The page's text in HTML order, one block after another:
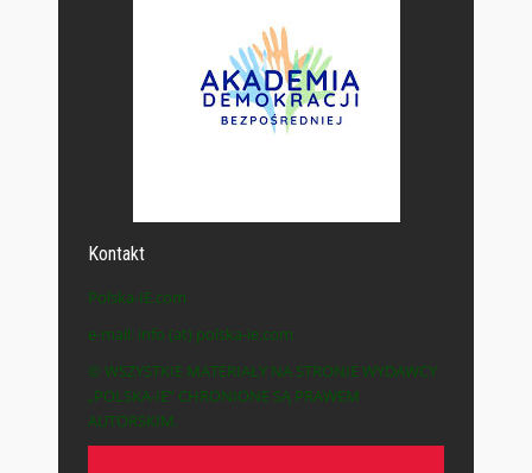
Kontakt
Polska-IE.com
e-mail: info (at) polska-ie.com
© WSZYSTKIE MATERIAŁY NA STRONIE WYDAWCY
„POLSKA-IE” CHRONIONE SĄ PRAWEM
AUTORSKIM.